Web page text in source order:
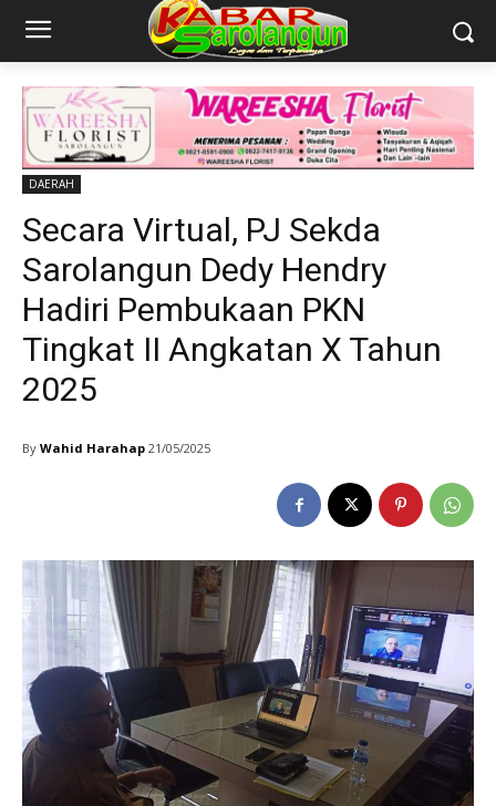
DAERAH
Secara Virtual, PJ Sekda
Sarolangun Dedy Hendry
Hadiri Pembukaan PKN
Tingkat II Angkatan X Tahun
2025
By Wahid Harahap 21/05/2025